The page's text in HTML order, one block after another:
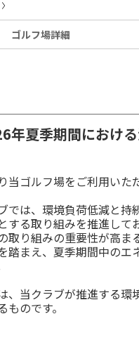
ゴルフ場詳細
年夏季期間におけ
当ゴルフ場をご利用いた
では、環境負荷低減と持
する取り組みを推進して
取り組みの重要性が高ま
踏まえ、夏季期間中のエ
、当クラブが推進する環
ものです。